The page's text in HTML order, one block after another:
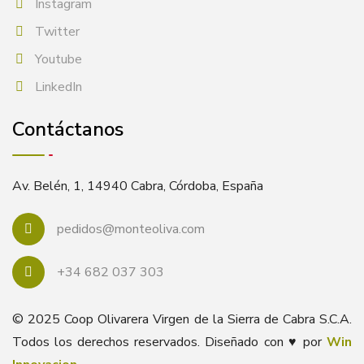
Instagram
Twitter
Youtube
LinkedIn
Contáctanos
Av. Belén, 1, 14940 Cabra, Córdoba, España
pedidos@monteoliva.com
+34 682 037 303
© 2025 Coop Olivarera Virgen de la Sierra de Cabra S.C.A.
Todos los derechos reservados. Diseñado con ♥ por Win